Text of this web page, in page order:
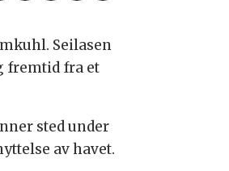
Seilasen
fremtid fra et
sted under
av havet.